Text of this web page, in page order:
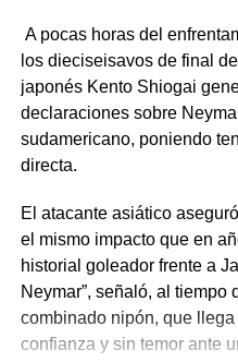
A pocas horas del
los dieciseisavos de final
japonés Kento Shiogai
declaraciones sobre
sudamericano, poniendo
directa.
El atacante asiático
el mismo impacto que en
historial goleador frente a
Neymar”, señaló, al tiempo
combinado nipón, que
confianza y sin temor ante